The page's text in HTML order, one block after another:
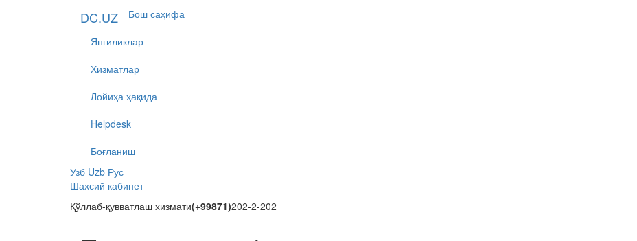
DC.UZ
Бош саҳифа
Янгиликлар
Хизматлар
Лойиҳа ҳақида
Helpdesk
Боғланиш
Узб Uzb Рус
Шахсий кабинет
Қўллаб-қувватлаш хизмати(+99871)202-2-202